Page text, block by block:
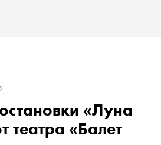
«Луна
театра «Балет